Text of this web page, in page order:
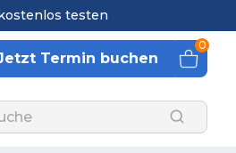
testen
Termin buchen
0